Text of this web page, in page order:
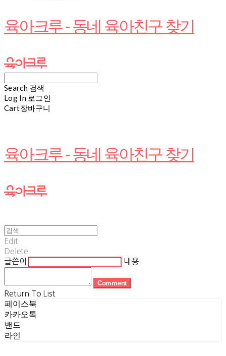
육아크루 - 동네 육아친구 찾기
Search 검색
Log In 로그인
Cart장바구니
육아크루 - 동네 육아친구 찾기
Edit
Delete
글쓴이
내용
Comment
Return To List
페이스북
카카오톡
밴드
라인